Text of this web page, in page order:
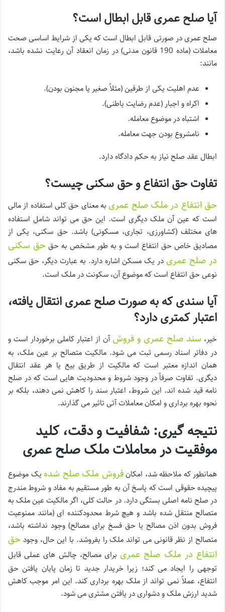
آیا صلح عمری قابل ابطال است؟
صلح عمری در صورتی قابل ابطال است که یکی از شرایط اساسی صحت
معاملات (ماده 190 قانون مدنی) در زمان انعقاد آن رعایت نشده باشد،
مانند:
عدم اهلیت یکی از طرفین (مثلاً صغیر یا مجنون بودن).
اکراه و اجبار (عدم رضایت باطنی).
اشتباه در موضوع معامله.
نامشروع بودن جهت معامله.
ابطال عقد صلح نیاز به حکم دادگاه دارد.
تفاوت حق انتفاع و حق سکنی چیست؟
حق انتفاع در ملک صلح عمری به معنای حق کلی استفاده از مالی
است که عین آن ملک دیگری است. این حق می تواند شامل استفاده
های مختلف (کشاورزی، تجاری، مسکونی) باشد. حق سکنی، یکی از
مصادیق خاص حق انتفاع است و به طور مشخص به حق حق سکنی
در صلح عمری در یک مسکن اشاره دارد. به عبارت دیگر، حق سکنی
نوعی حق انتفاع است که موضوع آن، سکونت در ملک است.
آیا سندی که به صورت صلح عمری انتقال یافته،
اعتبار کمتری دارد؟
خیر، سند صلح عمری و فروش آن از اعتبار کاملی برخوردار است و
در دفاتر اسناد رسمی ثبت می شود. مالکیت متصالح بر عین ملک، به
همان اندازه معتبر است که مالکیت از طریق بیع یا هر عقد انتقال
دیگری. تفاوت صرفاً در وجود شروط و محدودیت هایی است که در صلح
نامه قید شده اند. این شروط، اعتبار سند را کاهش نمی دهند، بلکه بر
نحوه بهره برداری و امکان معاملات آتی تاثیر می گذارند.
نتیجه گیری: شفافیت و دقت، کلید
موفقیت در معاملات ملک صلح عمری
همانطور که ملاحظه شد، امکانفروش ملک صلح شده یک موضوع
پیچیده حقوقی است که پاسخ آن به طور مستقیم به مفاد و شروط مندرج
در صلح نامه اصلی بستگی دارد. در حالت کلی، اگر مالکیت عین ملک به
متصالح منتقل شده باشد و هیچ شرط محدودکننده ای (مانند ممنوعیت
فروش بدون اذن مصالح یا حق فسخ برای مصالح) وجود نداشته باشد،
متصالح از نظر قانونی می تواند ملک را بفروشد. با این حال، وجود حق
انتفاع در ملک صلح عمری برای مصالح، چالش های عملی قابل
توجهی را ایجاد می کند؛ زیرا خریدار جدید تا زمان پایان یافتن حق
انتفاع، عملاً نمی تواند از ملک بهره برداری کند. این امر موجب کاهش
شدید ارزش ملک و دشواری در یافتن مشتری می شود.